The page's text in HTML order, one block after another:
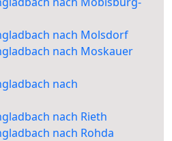
nach Molsdorf
nach Moskauer
nach
nach Rieth
nach Rohda